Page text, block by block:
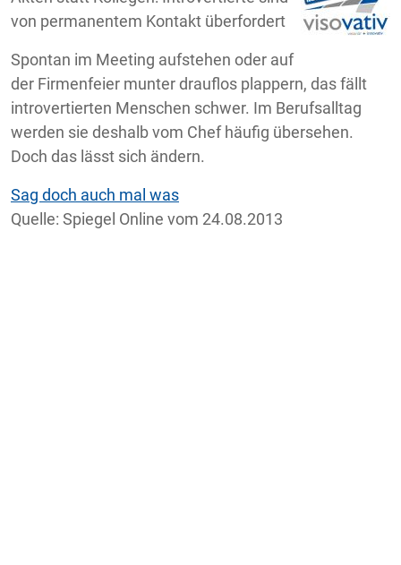
von permanentem Kontakt überfordert
Spontan im Meeting aufstehen oder auf
der Firmenfeier munter drauflos plappern, das fällt
introvertierten Menschen schwer. Im Berufsalltag
werden sie deshalb vom Chef häufig übersehen.
Doch das lässt sich ändern.
Sag doch auch mal was
Quelle: Spiegel Online vom 24.08.2013